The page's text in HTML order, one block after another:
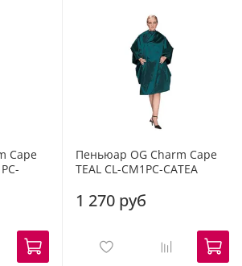
Cape
Пеньюар OG Charm Cape
TEAL CL-CM1PC-CATEA
1 270 руб